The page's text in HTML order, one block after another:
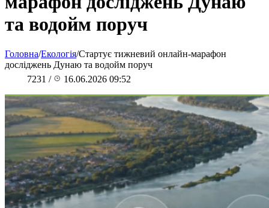
та водойм поруч
Головна/Екологія/Стартує тижневий онлайн-марафон
досліджень Дунаю та водойм поруч
7231 / 16.06.2026 09:52